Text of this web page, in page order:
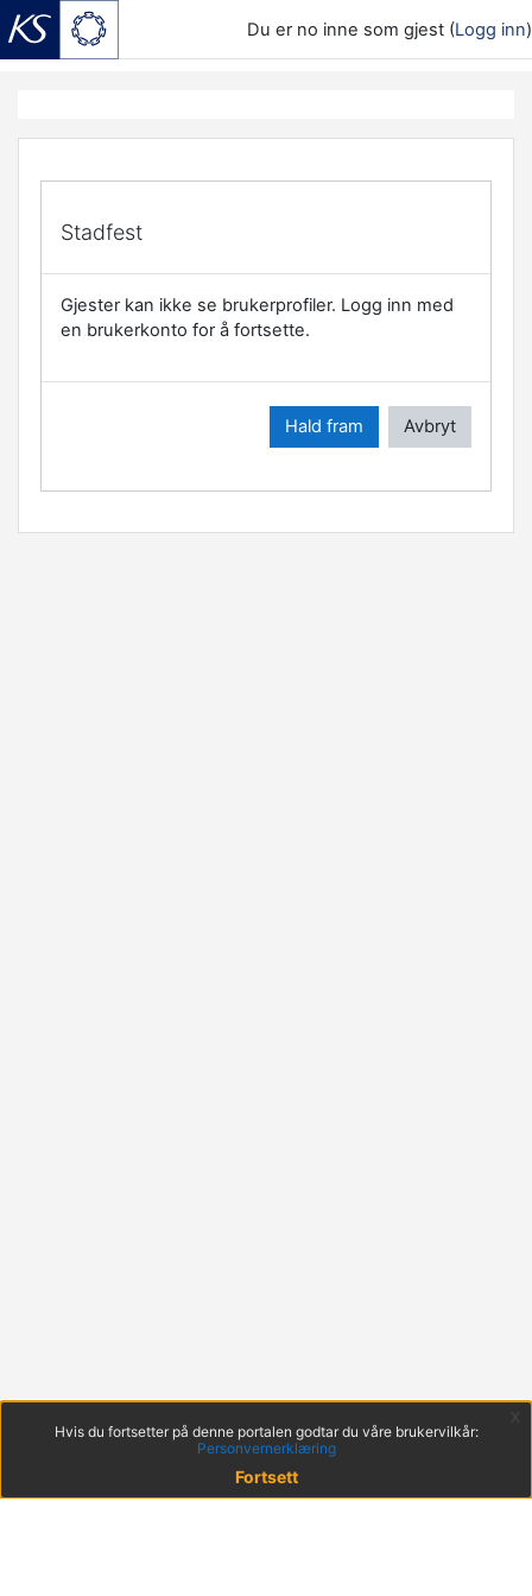
Du er no inne som gjest (Logg inn)
Stadfest
Gjester kan ikke se brukerprofiler. Logg inn med
en brukerkonto for å fortsette.
Hald fram Avbryt
Hvis du fortsetter på denne portalen godtar du våre brukervilkår:
Personvernerklæring
Fortsett
x